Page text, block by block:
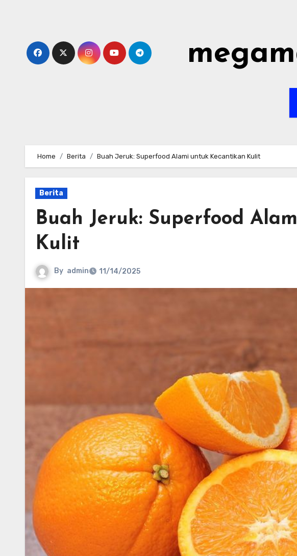
Home Berita Buah Jeruk: Superfood Alami untuk Kecantikan Kulit
Berita
Buah Jeruk: Superfood
Kulit
By admin 11/14/2025